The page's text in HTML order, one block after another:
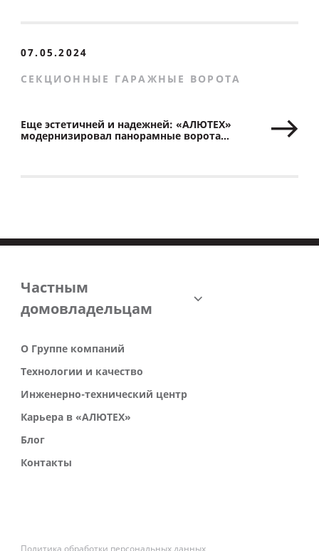
07.05.2024
СЕКЦИОННЫЕ ГАРАЖНЫЕ ВОРОТА
Еще эстетичней и надежней: «АЛЮТЕХ»
модернизировал панорамные ворота
Частным
домовладельцам
О Группе компаний
Технологии и качество
Инженерно-технический центр
Карьера в «АЛЮТЕХ»
Блог
Контакты